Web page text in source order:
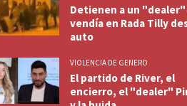
Detienen a un
vendía en Rada Tilly
auto
VIOLENCIA DE GENERO
El partido de River, el
encierro, el "dealer"